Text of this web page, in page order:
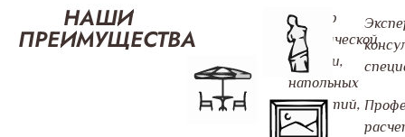
НАШИ
ПРЕИМУЩЕСТВА
Подбор
керамической
плитки,
напольных
покрытий,
обоев,